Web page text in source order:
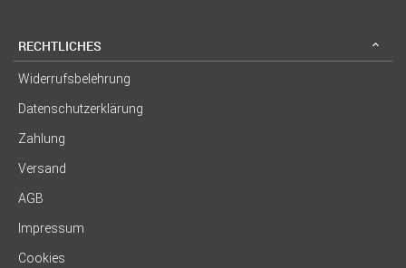
RECHTLICHES
Widerrufsbelehrung
Datenschutzerklärung
Zahlung
Versand
AGB
Impressum
Cookies